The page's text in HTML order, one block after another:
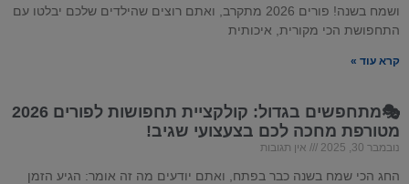
ושמח בשנה! פורים 2026 מתקרב, ואתם רוצים שהילדים שלכם יבלטו עם
התחפושת הכי מקורית, איכותית
קרא עוד »
🎭מתחפשים בגדול: קולקציית תחפושות לפורים 2026
מטורפת מחכה לכם בצעצועי שגיב!
נובמבר 30, 2025 אין תגובות
החג הכי שמח בשנה כבר בפתח, ואתם יודעים מה זה אומר: הגיע הזמן